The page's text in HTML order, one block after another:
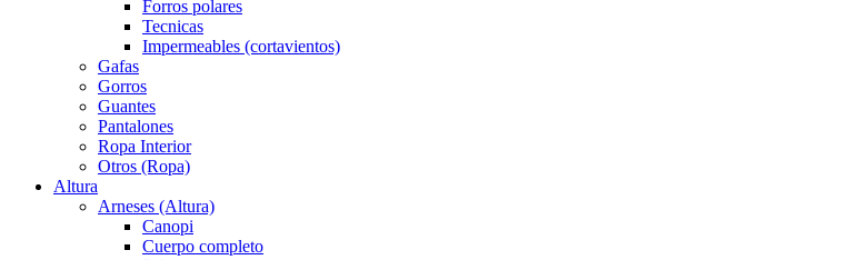
Forros polares
Tecnicas
Impermeables (cortavientos)
Gafas
Gorros
Guantes
Pantalones
Ropa Interior
Otros (Ropa)
Altura
Arneses (Altura)
Canopi
Cuerpo completo